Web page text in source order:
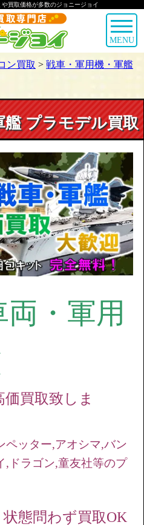
買取価格が多数のジョニージョイ
MENU
ン買取 > 戦車・軍用機・軍艦
艦 プラモデル買取
・軍用
買取致しま
ペッター,アオシマ,バン
,ドラゴン,童友社等のプ
態問わず買取OK